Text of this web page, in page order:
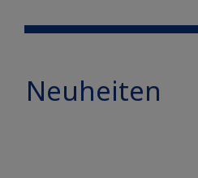
Neuheiten